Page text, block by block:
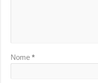
Nome*